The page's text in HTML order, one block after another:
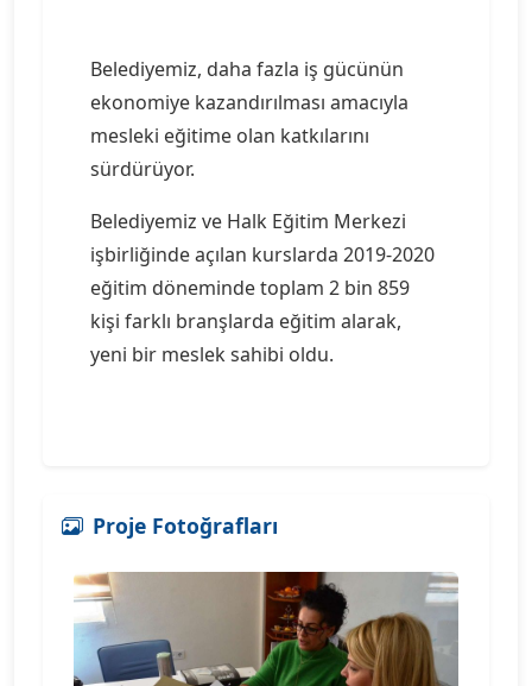
Belediyemiz, daha fazla iş gücünün
ekonomiye kazandırılması amacıyla
mesleki eğitime olan katkılarını
sürdürüyor.
Belediyemiz ve Halk Eğitim Merkezi
işbirliğinde açılan kurslarda 2019-2020
eğitim döneminde toplam 2 bin 859
kişi farklı branşlarda eğitim alarak,
yeni bir meslek sahibi oldu.
Proje Fotoğrafları